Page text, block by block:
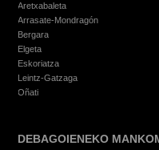
Aretxabaleta
Arrasate-Mondragón
Bergara
Elgeta
Eskoriatza
Leintz-Gatzaga
Oñati
DEBAGOIENEKO